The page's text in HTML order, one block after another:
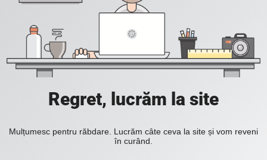
Regret, lucrăm la site
Mulțumesc pentru răbdare. Lucrăm câte ceva la site și vom reveni
în curând.